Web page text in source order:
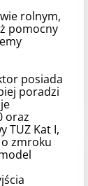
rolnym,
pomocny
posiada
poradzi
oraz
TUZ Kat I,
zmroku